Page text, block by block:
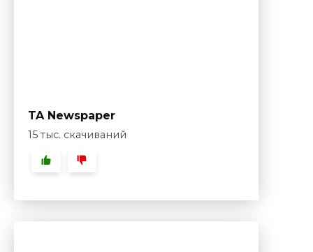
TA Newspaper
15 тыс. скачиваний